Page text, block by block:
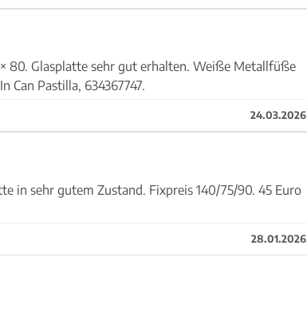
80. Glasplatte sehr gut erhalten. Weiße Metallfüße
Can Pastilla, 634367747.
24.03.2026
28.01.2026